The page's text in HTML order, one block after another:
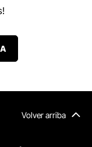
Volver arriba